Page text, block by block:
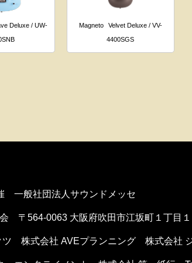
Deluxe / UW-
Magneto
Velvet Deluxe / VV-
4400SGS
一般社団法人サウンドメッセ
会 〒564-0063 大阪府吹田市江坂町１丁目
ツ 株式会社 AVEプランニング 株式会社